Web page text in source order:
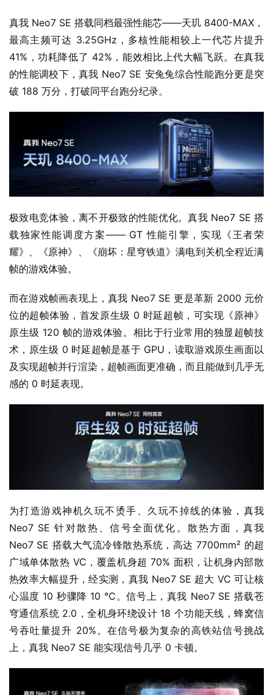
真我 Neo7 SE 搭载同档最强性能芯——天玑 8400-MAX，
最高主频可达 3.25GHz，多核性能相较上一代芯片提升
41%，功耗降低了 42%，能效相比上代大幅飞跃。在真我
的性能调校下，真我 Neo7 SE 安兔兔综合性能跑分更是突
破 188 万分，打破同平台跑分纪录。
极致电竞体验，离不开极致的性能优化。真我 Neo7 SE 搭
载独家性能调度方案—— GT 性能引擎，实现《王者荣
耀》、《原神》、《崩坏：星穹铁道》满电到关机全程近满
帧的游戏体验。
而在游戏帧画表现上，真我 Neo7 SE 更是革新 2000 元价
位的超帧体验，首发原生级 0 时延超帧，可实现《原神》
原生级 120 帧的游戏体验。相比于行业常用的独显超帧技
术，原生级 0 时延超帧是基于 GPU，读取游戏原生画面以
及实现超帧并行渲染，超帧画面更准确，而且能做到几乎无
感的 0 时延表现。
为打造游戏神机久玩不烫手、久玩不掉线的体验，真我
Neo7 SE 针对散热、信号全面优化。散热方面，真我
Neo7 SE 搭载大气流冷锋散热系统，高达 7700mm² 的超
广域单体散热 VC，覆盖机身超 70% 面积，让机身内部散
热效率大幅提升，经实测，真我 Neo7 SE 超大 VC 可让核
心温度 10 秒骤降 10 ℃。信号上，真我 Neo7 SE 搭载苍
穹通信系统 2.0，全机身环绕设计 18 个功能天线，蜂窝信
号吞吐量提升 20%。在信号极为复杂的高铁站信号挑战
上，真我 Neo7 SE 能实现信号几乎 0 卡顿。